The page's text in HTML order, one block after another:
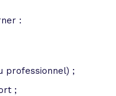
:
professionnel) ;
;